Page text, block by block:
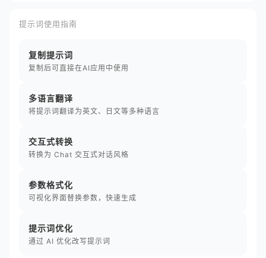
提示词使用指南
复制提示词
复制后可直接在AI应用中使用
多语言翻译
将提示词翻译为英文、日文等多种语言
交互式转换
转换为 Chat 交互式对话风格
参数格式化
可视化界面替换参数，快速生成
提示词优化
通过 AI 优化改写提示词